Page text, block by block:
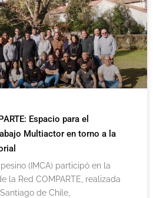
Espacio para el
Multiactor en torno a la
(IMCA) participó en la
la Red COMPARTE, realizada
de Chile,